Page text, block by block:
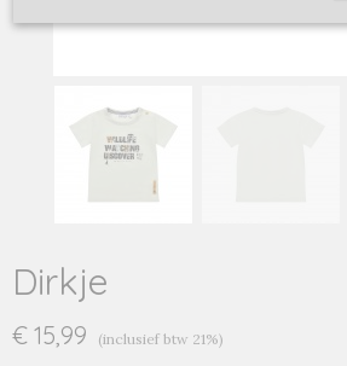
Dirkje
€ 15,99 (inclusief btw 21%)